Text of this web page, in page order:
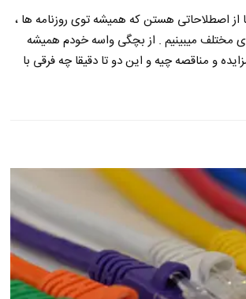
از اصطلاحاتی هستن که همیشه توی روزنامه ها ،
مختلف میبینیم . از بچگی واسه خودم همیشه
و مناقصه چیه و این دو تا دقیقا چه فرقی با